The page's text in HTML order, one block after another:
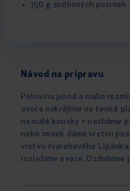
150 g sněhových pusinek
Návod na prípravu
Polovinu jahod a malin
ovoce nakrájíme na tenké
na malé kousky + necháme
nebo misek dáme vrstvu
vrstvu tvarohového
rozložíme ovoce. Ozdobíme